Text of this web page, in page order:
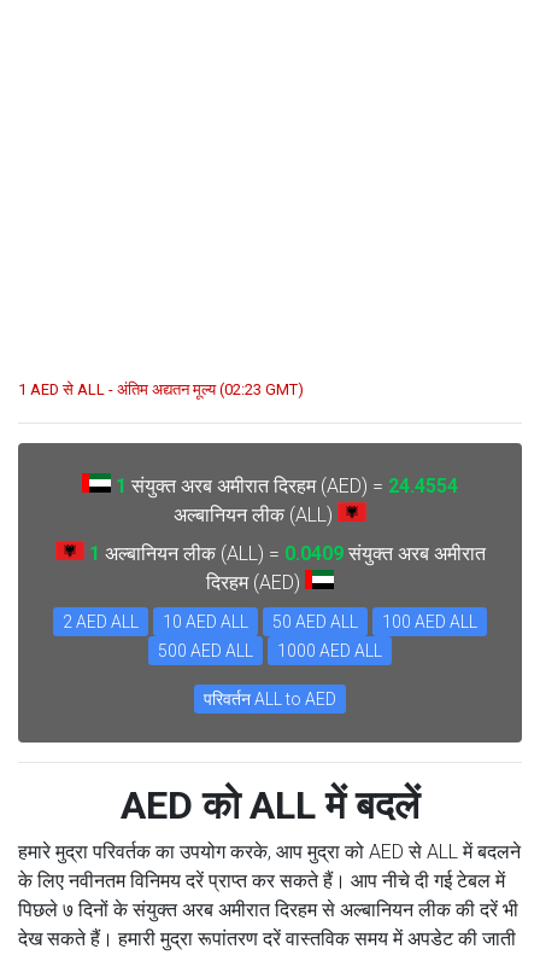
1 AED से ALL - अंतिम अद्यतन मूल्य (02:23 GMT)
1 संयुक्त अरब अमीरात दिरहम (AED) = 24.4554
अल्बानियन लीक (ALL)
1 अल्बानियन लीक (ALL) = 0.0409संयुक्त अरब अमीरात
दिरहम (AED)
2 AED ALL 10 AED ALL 50 AED ALL
100 AED ALL
500 AED ALL
1000 AED ALL
परिवर्तन ALL to AED
AED को ALL में बदलें
हमारे मुद्रा परिवर्तक का उपयोग करके, आप मुद्रा को AED से ALL में बदलने
के लिए नवीनतम विनिमय दरें प्राप्त कर सकते हैं। आप नीचे दी गई टेबल में
पिछले ७ दिनों के संयुक्त अरब अमीरात दिरहम से अल्बानियन लीक की दरें भी
देख सकते हैं। हमारी मुद्रा रूपांतरण दरें वास्तविक समय में अपडेट की जाती